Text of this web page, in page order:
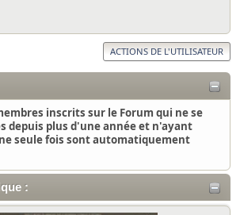
inscrits sur le Forum qui ne se
depuis plus d'une année et n'ayant
seule fois sont automatiquement
:
ACTIONS DE L'UTILISATEUR